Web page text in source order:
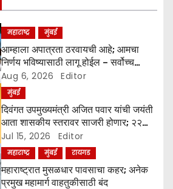
महाराष्ट्र मुंबई
आम्हाला अपात्रता ठरवायची आहे; आमचा
निर्णय भविष्यासाठी लागू होईल – सर्वोच्च
न्यायालय
Aug 6, 2026 Editor
मुंबई
दिवंगत उपमुख्यमंत्री अजित पवार यांची जयंती
आता शासकीय स्तरावर साजरी होणार; २२
जुलै रोजी राज्यभरात कार्यक्रमांचे आयोजन
Jul 15, 2026 Editor
महाराष्ट्र मुंबई रायगड
महाराष्ट्रात मुसळधार पावसाचा कहर; अनेक
प्रमुख महामार्ग वाहतुकीसाठी बंद